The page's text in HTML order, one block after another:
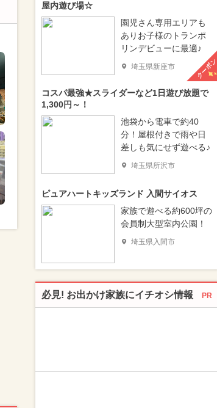
屋内遊び場☆
園児さん専用エリアも
ありお子様のトランポ
リンデビューに最適♪
埼玉県新座市 クーポン
コスパ最強★スライダーなど1日遊び放題で
1,300円～！
池袋から電車で約40
分！屋根付きで雨や日
差しも気にせず遊べる♪
埼玉県所沢市
ピュアハートキッズランド 入間サイオス
家族で遊べる約600坪の
会員制大型室内公園！
埼玉県入間市
必見! お出かけ家族にイチオシ情報 PR